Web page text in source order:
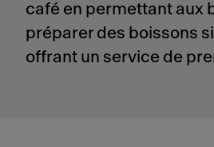
café en permettant aux
préparer des boissons
offrant un service de